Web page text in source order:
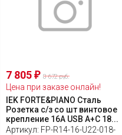
7 805₽ 8 672 руб.
Цена при заказе онлайн!
IEK FORTE&PIANO Сталь
Розетка с/з со шт винтовое
крепление 16А USB A+C 18...
Артикул: FP-R14-16-U22-018-